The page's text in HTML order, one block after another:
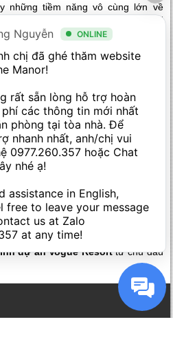
những tiềm năng vô cùng lớn về
trường Nha Trang cũng có sự tăng
Nguồn khách hàng lớn, ổn định từ
tố then chốt để phát triển
thành công ngay trong trước mắt.
cấp của dự án đã được khẳng
hẹn về sự ra đời của kênh đầu tư
ứng lượng condotel chất lượng
dự án Vogue Resort thỏa mãn được
du khách khi đến với địa danh du
nguồn khách du lịch nghỉ dưỡng
ở mức cao mang tới doanh thu
đi mới mẻ và sáng suốt cho
hướng dòng tiền nhàn rỗi của
hàng đầy ưu đãi từ chủ đầu tư
cơ hội sở hữu kênh đầu tư cùng
hơn bao giờ hết.
mình với
dự án Vogue Resort
của chúng tôi để cập nhật những
dự án Vogue Resorttừ chủ đầu
Nguyễn ONLINE
chị đã ghé thăm website
Manor!
rất sẵn lòng hỗ trợ hoàn
các thông tin mới nhất
phòng tại tòa nhà. Để
nhanh nhất, anh/chị vui
0977.260.357 hoặc Chat
nhé ạ!
assistance in English,
free to leave your message
at any time!